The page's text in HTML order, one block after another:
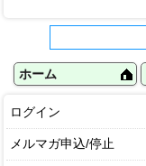
ホーム
ログイン
メルマガ申込/停止